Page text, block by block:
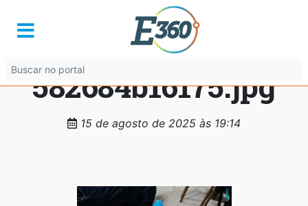
7a19f657-a160-
40da-bebe-
582684b16175.jpg
15 de agosto de 2025 às 19:14